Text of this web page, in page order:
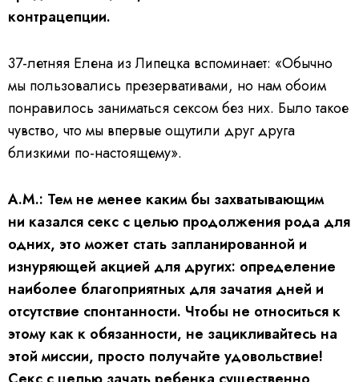
контрацепции.
37-летняя Елена из Липецка вспоминает: «Обычно
мы пользовались презервативами, но нам обоим
понравилось заниматься сексом без них. Было такое
чувство, что мы впервые ощутили друг друга
близкими по-настоящему».
А.М.: Тем не менее каким бы захватывающим
ни казался секс с целью продолжения рода для
одних, это может стать запланированной и
изнуряющей акцией для других: определение
наиболее благоприятных для зачатия дней и
отсутствие спонтанности. Чтобы не относиться к
этому как к обязанности, не зацикливайтесь на
этой миссии, просто получайте удовольствие!